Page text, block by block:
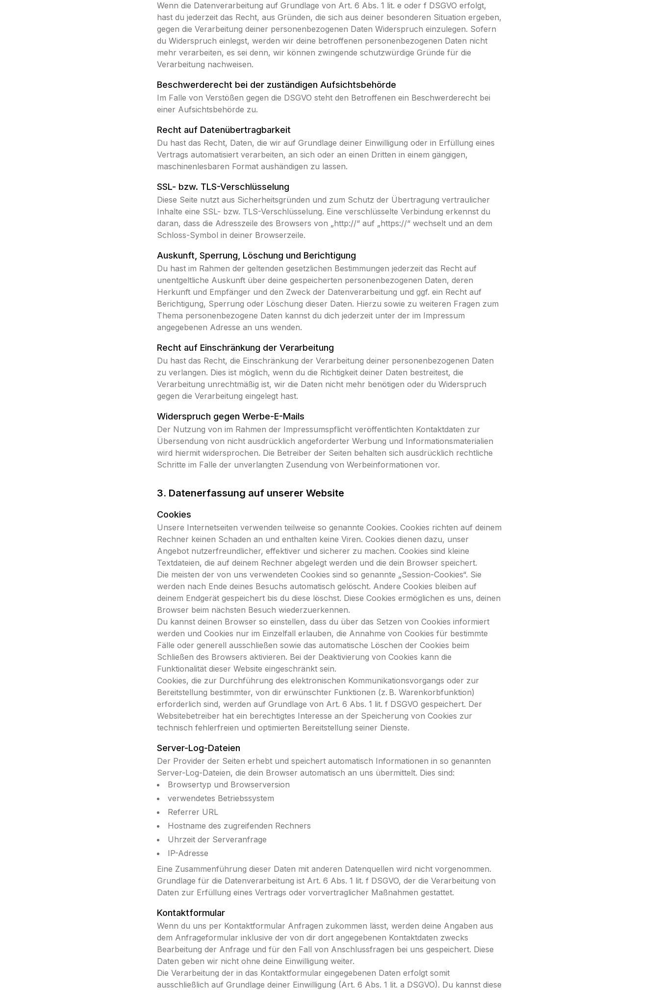
Wenn die Datenverarbeitung auf Grundlage von Art. 6 Abs. 1 lit. e oder f DSGVO erfolgt,
hast du jederzeit das Recht, aus Gründen, die sich aus deiner besonderen Situation ergeben,
gegen die Verarbeitung deiner personenbezogenen Daten Widerspruch einzulegen. Sofern
du Widerspruch einlegst, werden wir deine betroffenen personenbezogenen Daten nicht
mehr verarbeiten, es sei denn, wir können zwingende schutzwürdige Gründe für die
Verarbeitung nachweisen.
Beschwerderecht bei der zuständigen Aufsichtsbehörde
Im Falle von Verstößen gegen die DSGVO steht den Betroffenen ein Beschwerderecht bei
einer Aufsichtsbehörde zu.
Recht auf Datenübertragbarkeit
Du hast das Recht, Daten, die wir auf Grundlage deiner Einwilligung oder in Erfüllung eines
Vertrags automatisiert verarbeiten, an sich oder an einen Dritten in einem gängigen,
maschinenlesbaren Format aushändigen zu lassen.
SSL- bzw. TLS-Verschlüsselung
Diese Seite nutzt aus Sicherheitsgründen und zum Schutz der Übertragung vertraulicher
Inhalte eine SSL- bzw. TLS-Verschlüsselung. Eine verschlüsselte Verbindung erkennst du
daran, dass die Adresszeile des Browsers von „http://“ auf „https://“ wechselt und an dem
Schloss-Symbol in deiner Browserzeile.
Auskunft, Sperrung, Löschung und Berichtigung
Du hast im Rahmen der geltenden gesetzlichen Bestimmungen jederzeit das Recht auf
unentgeltliche Auskunft über deine gespeicherten personenbezogenen Daten, deren
Herkunft und Empfänger und den Zweck der Datenverarbeitung und ggf. ein Recht auf
Berichtigung, Sperrung oder Löschung dieser Daten. Hierzu sowie zu weiteren Fragen zum
Thema personenbezogene Daten kannst du dich jederzeit unter der im Impressum
angegebenen Adresse an uns wenden.
Recht auf Einschränkung der Verarbeitung
Du hast das Recht, die Einschränkung der Verarbeitung deiner personenbezogenen Daten
zu verlangen. Dies ist möglich, wenn du die Richtigkeit deiner Daten bestreitest, die
Verarbeitung unrechtmäßig ist, wir die Daten nicht mehr benötigen oder du Widerspruch
gegen die Verarbeitung eingelegt hast.
Widerspruch gegen Werbe-E-Mails
Der Nutzung von im Rahmen der Impressumspflicht veröffentlichten Kontaktdaten zur
Übersendung von nicht ausdrücklich angeforderter Werbung und Informationsmaterialien
wird hiermit widersprochen. Die Betreiber der Seiten behalten sich ausdrücklich rechtliche
Schritte im Falle der unverlangten Zusendung von Werbeinformationen vor.
3. Datenerfassung auf unserer Website
Cookies
Unsere Internetseiten verwenden teilweise so genannte Cookies. Cookies richten auf deinem
Rechner keinen Schaden an und enthalten keine Viren. Cookies dienen dazu, unser
Angebot nutzerfreundlicher, effektiver und sicherer zu machen. Cookies sind kleine
Textdateien, die auf deinem Rechner abgelegt werden und die dein Browser speichert.
Die meisten der von uns verwendeten Cookies sind so genannte „Session-Cookies“. Sie
werden nach Ende deines Besuchs automatisch gelöscht. Andere Cookies bleiben auf
deinem Endgerät gespeichert bis du diese löschst. Diese Cookies ermöglichen es uns, deinen
Browser beim nächsten Besuch wiederzuerkennen.
Du kannst deinen Browser so einstellen, dass du über das Setzen von Cookies informiert
werden und Cookies nur im Einzelfall erlauben, die Annahme von Cookies für bestimmte
Fälle oder generell ausschließen sowie das automatische Löschen der Cookies beim
Schließen des Browsers aktivieren. Bei der Deaktivierung von Cookies kann die
Funktionalität dieser Website eingeschränkt sein.
Cookies, die zur Durchführung des elektronischen Kommunikationsvorgangs oder zur
Bereitstellung bestimmter, von dir erwünschter Funktionen (z. B. Warenkorbfunktion)
erforderlich sind, werden auf Grundlage von Art. 6 Abs. 1 lit. f DSGVO gespeichert. Der
Websitebetreiber hat ein berechtigtes Interesse an der Speicherung von Cookies zur
technisch fehlerfreien und optimierten Bereitstellung seiner Dienste.
Server-Log-Dateien
Der Provider der Seiten erhebt und speichert automatisch Informationen in so genannten
Server-Log-Dateien, die dein Browser automatisch an uns übermittelt. Dies sind:
Browsertyp und Browserversion
verwendetes Betriebssystem
Referrer URL
Hostname des zugreifenden Rechners
Uhrzeit der Serveranfrage
IP-Adresse
Eine Zusammenführung dieser Daten mit anderen Datenquellen wird nicht vorgenommen.
Grundlage für die Datenverarbeitung ist Art. 6 Abs. 1 lit. f DSGVO, der die Verarbeitung von
Daten zur Erfüllung eines Vertrags oder vorvertraglicher Maßnahmen gestattet.
Kontaktformular
Wenn du uns per Kontaktformular Anfragen zukommen lässt, werden deine Angaben aus
dem Anfrageformular inklusive der von dir dort angegebenen Kontaktdaten zwecks
Bearbeitung der Anfrage und für den Fall von Anschlussfragen bei uns gespeichert. Diese
Daten geben wir nicht ohne deine Einwilligung weiter.
Die Verarbeitung der in das Kontaktformular eingegebenen Daten erfolgt somit
ausschließlich auf Grundlage deiner Einwilligung (Art. 6 Abs. 1 lit. a DSGVO). Du kannst diese